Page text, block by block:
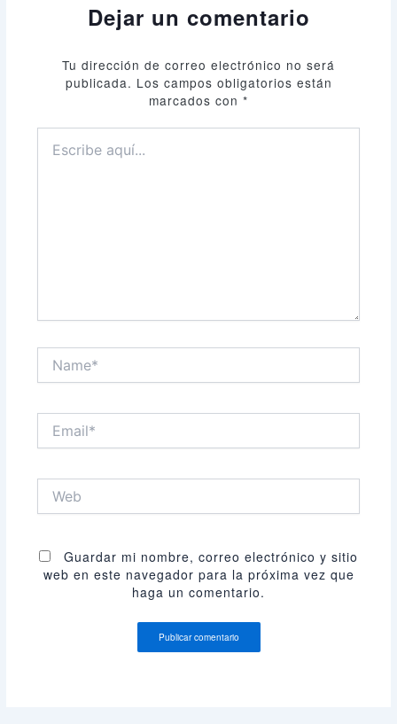
Dejar un comentario
Tu dirección de correo electrónico no será
publicada. Los campos obligatorios están
marcados con *
aquí...
Name*
Email*
Web
Guardar mi nombre, correo electrónico y sitio
web en este navegador para la próxima vez que
haga un comentario.